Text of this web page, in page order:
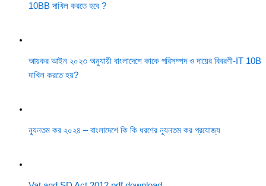
10BB দাখিল করতে হবে ?
আয়কর আইন ২০২৩ অনুযায়ী বাংলাদেশে কাকে পরিসম্পদ ও দায়ের বিবরণী-IT 10B
দাখিল করতে হয়?
ন্যূনতম কর ২০২৪ – বাংলাদেশে কি কি ধরণের ন্যূনতম কর প্রযোজ্য